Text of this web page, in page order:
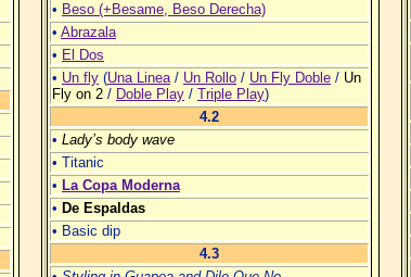
• Beso (+Besame, Beso Derecha)
• Abrazala
• El Dos
• Un fly (Una Linea/ Un Rollo / Un Fly Doble / Un
Fly on 2 / Doble Play / Triple Play)
4.2
• Lady’s body wave
• Titanic
• La Copa Moderna
• De Espaldas
• Basic dip
4.3